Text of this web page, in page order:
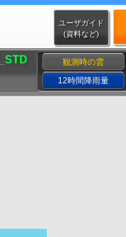
ユーザガイド
(資料など)
観測時の雲
12時間降雨量